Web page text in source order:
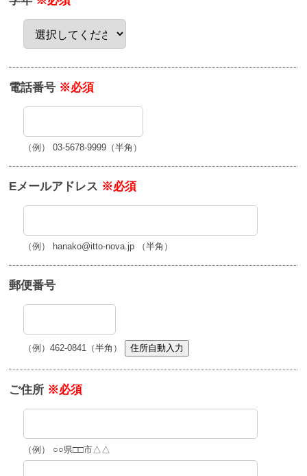
電話番号 ※必須
（例） 03-5678-9999（半角）
Eメールアドレス ※必須
（例） hanako@itto-nova.jp （半角）
郵便番号
（例）462-0841（半角） 住所自動入力
ご住所 ※必須
（例） ○○県□□市△△